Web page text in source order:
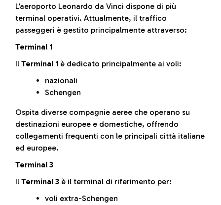
L’aeroporto Leonardo da Vinci dispone di più
terminal operativi. Attualmente, il traffico
passeggeri è gestito principalmente attraverso:
Terminal 1
Il Terminal 1 è dedicato principalmente ai voli:
nazionali
Schengen
Ospita diverse compagnie aeree che operano su
destinazioni europee e domestiche, offrendo
collegamenti frequenti con le principali città italiane
ed europee.
Terminal 3
Il Terminal 3 è il terminal di riferimento per:
voli extra-Schengen